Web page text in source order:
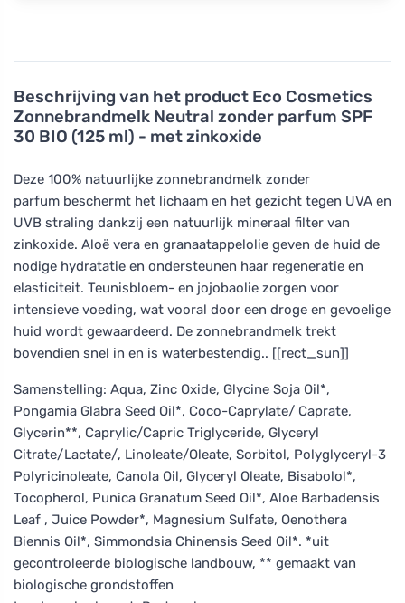
Beschrijving van het product Eco Cosmetics
Zonnebrandmelk Neutral zonder parfum SPF
30 BIO (125 ml) - met zinkoxide
Deze 100% natuurlijke zonnebrandmelk zonder
parfum beschermt het lichaam en het gezicht tegen UVA en
UVB straling dankzij een natuurlijk mineraal filter van
zinkoxide. Aloë vera en granaatappelolie geven de huid de
nodige hydratatie en ondersteunen haar regeneratie en
elasticiteit. Teunisbloem- en jojobaolie zorgen voor
intensieve voeding, wat vooral door een droge en gevoelige
huid wordt gewaardeerd. De zonnebrandmelk trekt
bovendien snel in en is waterbestendig.. [[rect_sun]]
Samenstelling: Aqua, Zinc Oxide, Glycine Soja Oil*,
Pongamia Glabra Seed Oil*, Coco-Caprylate/ Caprate,
Glycerin**, Caprylic/Capric Triglyceride, Glyceryl
Citrate/Lactate/, Linoleate/Oleate, Sorbitol, Polyglyceryl-3
Polyricinoleate, Canola Oil, Glyceryl Oleate, Bisabolol*,
Tocopherol, Punica Granatum Seed Oil*, Aloe Barbadensis
Leaf , Juice Powder*, Magnesium Sulfate, Oenothera
Biennis Oil*, Simmondsia Chinensis Seed Oil*. *uit
gecontroleerde biologische landbouw, ** gemaakt van
biologische grondstoffen